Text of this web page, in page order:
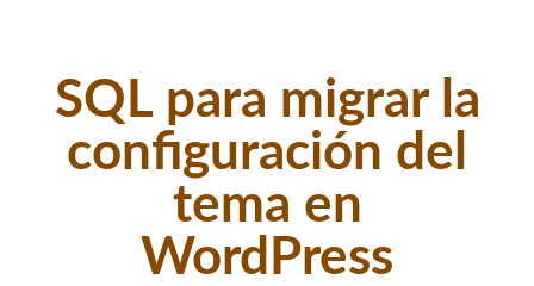
SQL para migrar la
configuración del
tema en
WordPress